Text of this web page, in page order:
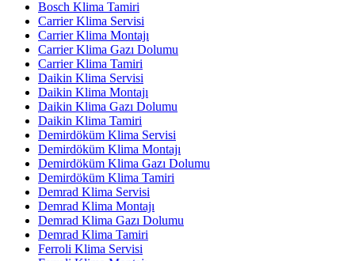
Bosch Klima Tamiri
Carrier Klima Servisi
Carrier Klima Montajı
Carrier Klima Gazı Dolumu
Carrier Klima Tamiri
Daikin Klima Servisi
Daikin Klima Montajı
Daikin Klima Gazı Dolumu
Daikin Klima Tamiri
Demirdöküm Klima Servisi
Demirdöküm Klima Montajı
Demirdöküm Klima Gazı Dolumu
Demirdöküm Klima Tamiri
Demrad Klima Servisi
Demrad Klima Montajı
Demrad Klima Gazı Dolumu
Demrad Klima Tamiri
Ferroli Klima Servisi